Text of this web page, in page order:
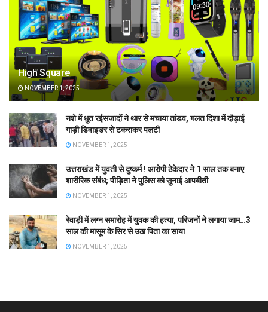
High Square
NOVEMBER 1, 2025
नशे में धुत रईसजादों ने थार से मचाया तांडव, गलत दिशा में दौड़ाई
गाड़ी डिवाइडर से टकराकर पलटी
NOVEMBER 1, 2025
उत्तराखंड में युवती से दुष्कर्म ! आरोपी ठेकेदार ने 1 साल तक बनाए
शारीरिक संबंध; पीड़िता ने पुलिस को सुनाई आपबीती
NOVEMBER 1, 2025
रेवाड़ी में लग्न समारोह में युवक की हत्या, परिजनों ने लगाया जाम…3
साल की मासूम के सिर से उठा पिता का साया
NOVEMBER 1, 2025